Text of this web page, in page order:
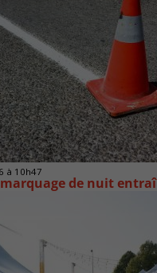
à 10h47
de nuit